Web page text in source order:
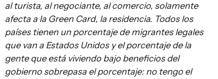
al turista, al negociante, al comercio, solamente
afecta a la Green Card, la residencia. Todos los
países tienen un porcentaje de migrantes legales
que van a Estados Unidos y el porcentaje de la
gente que está viviendo bajo beneficios del
gobierno sobrepasa el porcentaje: no tengo el